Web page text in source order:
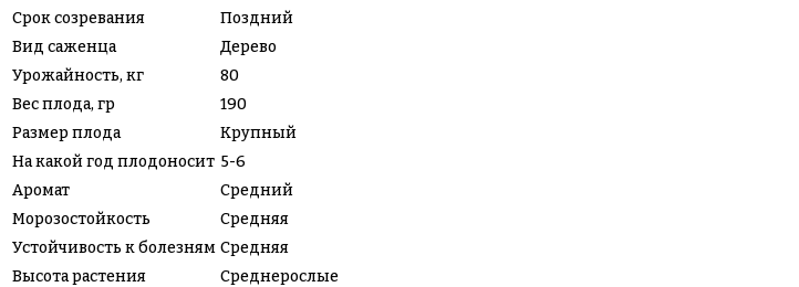
Срок созревания
Поздний
Вид саженца
Дерево
Урожайность, кг
80
Вес плода, гр
190
Размер плода
Крупный
На какой год плодоносит 5-6
Аромат
Средний
Морозостойкость
Средняя
Устойчивость к болезням Средняя
Высота растения
Среднерослые